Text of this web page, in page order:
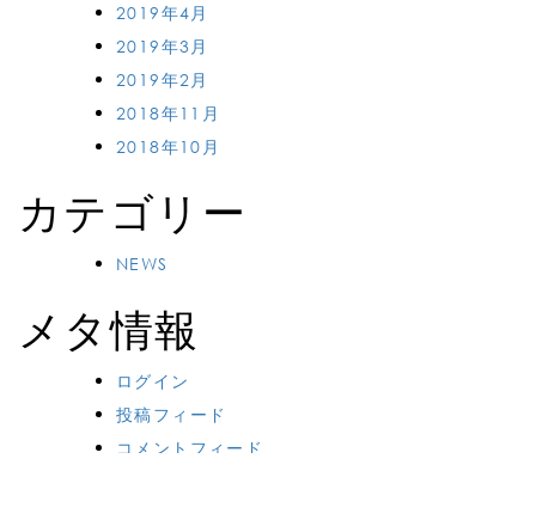
2019年4月
2019年3月
2019年2月
2018年11月
2018年10月
カテゴリー
NEWS
メタ情報
ログイン
投稿フィード
コメントフィード